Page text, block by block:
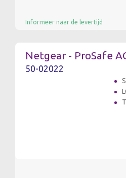
Informeer naar de levertijd
Netgear - ProSafe
50-02022